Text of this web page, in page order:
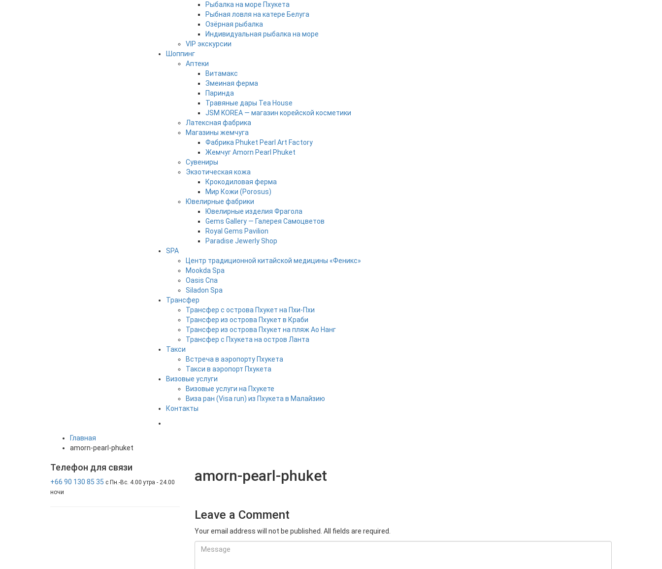
Рыбалка на море Пхукета
Рыбная ловля на катере Белуга
Озёрная рыбалка
Индивидуальная рыбалка на море
VIP экскурсии
Шоппинг
Аптеки
Витамакс
Змеиная ферма
Паринда
Травяные дары Tea House
JSM KOREA — магазин корейской косметики
Латексная фабрика
Магазины жемчуга
Фабрика Phuket Pearl Art Factory
Жемчуг Amorn Pearl Phuket
Сувениры
Экзотическая кожа
Крокодиловая ферма
Мир Кожи (Porosus)
Ювелирные фабрики
Ювелирные изделия Фрагола
Gems Gallery — Галерея Самоцветов
Royal Gems Pavilion
Paradise Jewerly Shop
SPA
Центр традиционной китайской медицины «Феникс»
Mookda Spa
Oasis Спа
Siladon Spa
Трансфер
Трансфер с острова Пхукет на Пхи-Пхи
Трансфер из острова Пхукет в Краби
Трансфер из острова Пхукет на пляж Ао Нанг
Трансфер с Пхукета на остров Ланта
Такси
Встреча в аэропорту Пхукета
Такси в аэропорт Пхукета
Визовые услуги
Визовые услуги на Пхукете
Виза ран (Visa run) из Пхукета в Малайзию
Контакты
Главная
amorn-pearl-phuket
Телефон для связи
+66 90 130 85 35 с Пн.-Вс. 4.00 утра - 24.00
ночи
amorn-pearl-phuket
Leave a Comment
Your email address will not be published. All fields are required.